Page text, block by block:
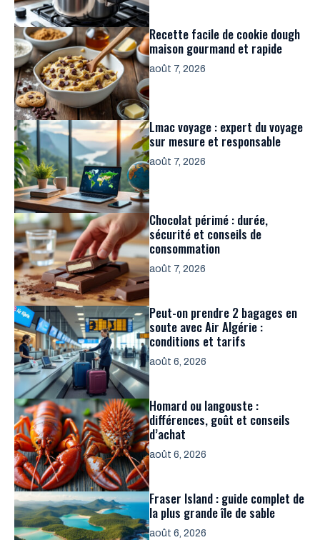
Recette facile de cookie dough
maison gourmand et rapide
août 7, 2026
Lmac voyage : expert du voyage
sur mesure et responsable
août 7, 2026
Chocolat périmé : durée,
sécurité et conseils de
consommation
août 7, 2026
Peut-on prendre 2 bagages en
soute avec Air Algérie :
conditions et tarifs
août 6, 2026
Homard ou langouste :
différences, goût et conseils
d’achat
août 6, 2026
Fraser Island : guide complet de
la plus grande île de sable
août 6, 2026